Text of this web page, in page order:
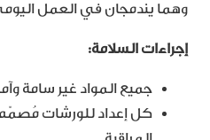
وهما يندمجان في العمل
إجراءات السلامة:
جميع المواد غير سامة
كل إعداد للورشات